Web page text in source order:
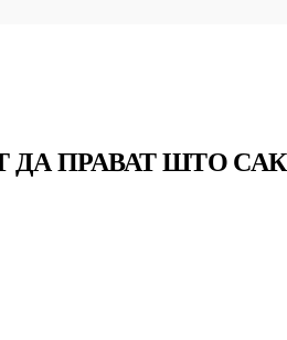
ПРАВАТ ШТО